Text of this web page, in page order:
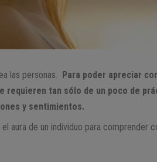
las personas.
Para poder apreciar
requieren tan sólo de un poco de
y sentimientos.
aura de un individuo para comprender